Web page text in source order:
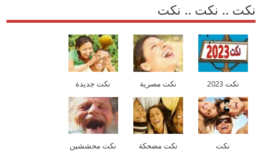
نكت .. نكت .. نكت
نكت 2023 نكت مصرية نكت جديدة
نكت نكت مضحكة نكت محششين